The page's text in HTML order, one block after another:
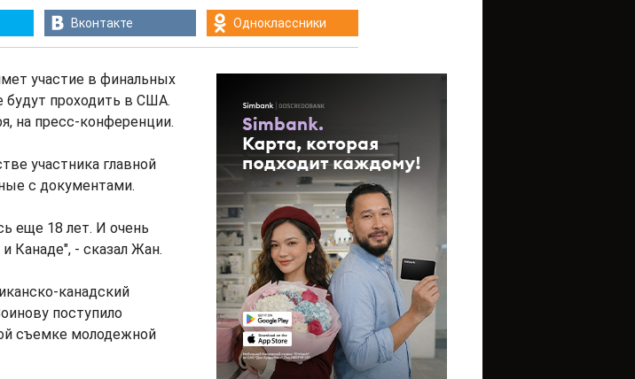
Вконтакте Одноклассники
участие в финальных
проходить в США.
на пресс-конференции.
участника главной
с документами.
еще 18 лет. И очень
Канаде", - сказал Жан.
канадский
поступило
съемке молодежной